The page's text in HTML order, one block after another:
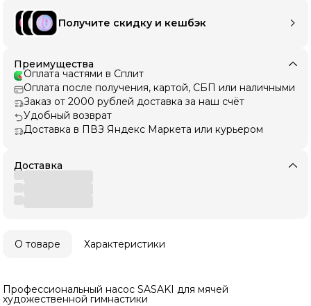
Получите скидку и кешбэк
Преимущества
Оплата частями в Сплит
Оплата после получения, картой, СБП или наличными
Заказ от 2000 рублей доставка за наш счёт
Удобный возврат
Доставка в ПВЗ Яндекс Маркета или курьером
Доставка
О товаре Характеристики
Профессиональный насос SASAKI для мячей
художественной гимнастики